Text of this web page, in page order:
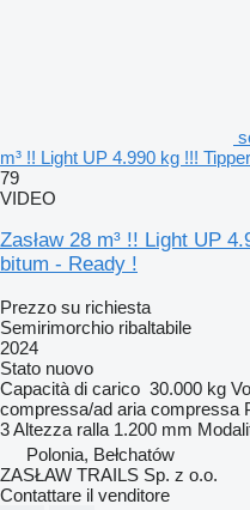
m³ !! Light UP 4.990 kg !!!
79
VIDEO
Zasław 28 m³ !! Light UP
bitum - Ready !
Prezzo su richiesta
Semirimorchio ribaltabile
2024
Stato nuovo
Capacità di carico 30.000 kg
compressa/ad aria compressa
3Altezza ralla 1.200 mm
Polonia, Bełchatów
ZASŁAW TRAILS Sp. z o.o.
Contattare il venditore